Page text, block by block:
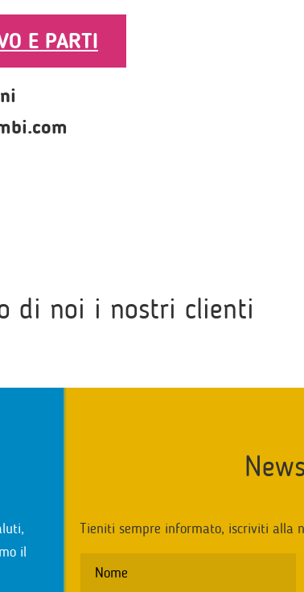
E PARTI
di noi i nostri clienti
il
Tieniti sempre informato, iscriviti alla